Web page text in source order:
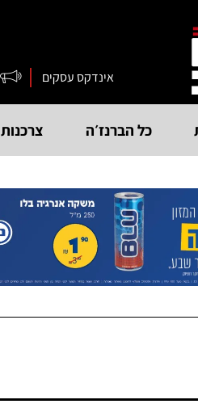
אינדקס עסקים
כל הברנז׳ה צרכנות